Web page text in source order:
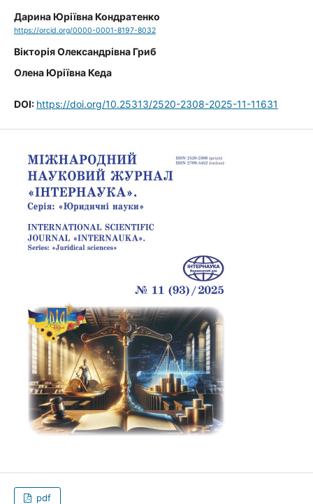
Дарина Юріївна Кондратенко
https://orcid.org/0000-0001-8197-8032
Вікторія Олександрівна Гриб
Олена Юріївна Кеда
DOI: https://doi.org/10.25313/2520-2308-2025-11-11631
pdf